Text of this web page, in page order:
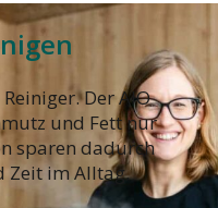
Der AIO
und Fett nur
sparen dadurch
Zeit im Alltag.